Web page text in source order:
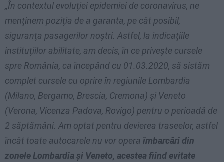
„În contextul evoluţiei epidemiei de coronavirus, ne
menţinem poziţia de a garanta, pe cât posibil,
siguranţa pasagerilor noştri. Astfel, la indicaţiile
instituţiilor abilitate, am decis, în ce priveşte cursele
spre România, ca începând cu 01.03.2020, să sistăm
complet cursele cu oprire în regiunile Lombardia
(Milano, Bergamo, Brescia, Cremona) şi Veneto
(Verona, Vicenza Padova, Rovigo) pentru o perioadă de
2 săptămâni. Am optat pentru devierea traseelor, astfel
încât toate autocarele nu vor opera îmbarcări din
zonele Lombardia şi Veneto, acestea fiind evitate